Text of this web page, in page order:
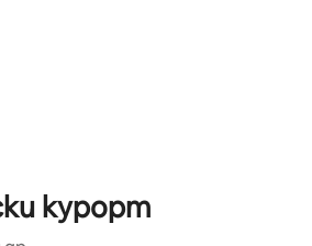
курорт